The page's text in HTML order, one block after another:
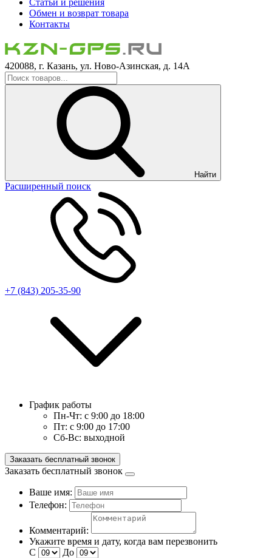
Статьи и решения
Обмен и возврат товара
Контакты
420088, г. Казань, ул. Ново-Азинская, д. 14А
Найти
Расширенный поиск
+7 (843) 205-35-90
График работы
Пн-Чт: с 9:00 до 18:00
Пт: с 9:00 до 17:00
Сб-Вс: выходной
Заказать бесплатный звонок
Заказать бесплатный звонок
Ваше имя:
Телефон:
Комментарий:
Укажите время и дату, когда вам перезвонить
С
До